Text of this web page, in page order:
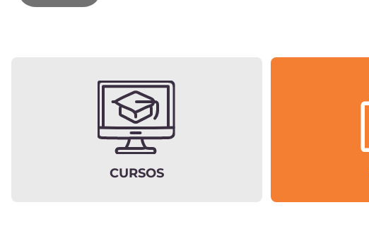
CURSOS